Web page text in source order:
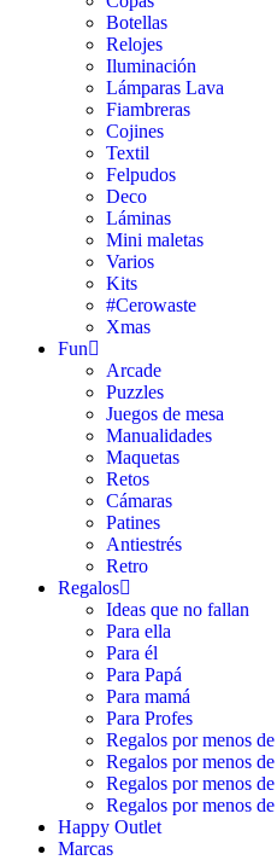
Botellas
Relojes
Iluminación
Lámparas Lava
Fiambreras
Cojines
Textil
Felpudos
Deco
Láminas
Mini maletas
Varios
Kits
#Cerowaste
Xmas
Fun
Arcade
Puzzles
Juegos de mesa
Manualidades
Maquetas
Retos
Cámaras
Patines
Antiestrés
Retro
Regalos
Ideas que no fallan
Para ella
Para él
Para Papá
Para mamá
Para Profes
Regalos por menos
Regalos por menos
Regalos por menos
Regalos por menos
Happy Outlet
Marcas